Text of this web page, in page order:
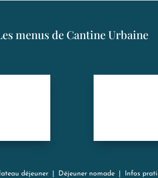
menus de Cantine Urbaine
déjeuner| Déjeuner nomade| Infos